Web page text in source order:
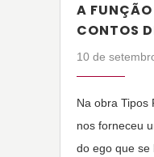
A FUNÇÃO
CONTOS
10 de
Na obra Tipos
nos forneceu
do ego que se